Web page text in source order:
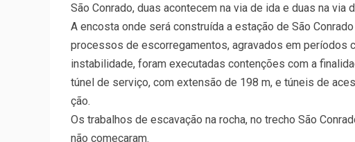
São Conrado, duas acontecem na via de ida e duas na via
A encosta onde será construída a estação de São
processos de escorregamentos, agravados em períodos
instabilidade, foram executadas contenções com a
túnel de serviço, com extensão de 198 m, e túneis de
ção.
Os trabalhos de escavação na rocha, no trecho São
não começaram.